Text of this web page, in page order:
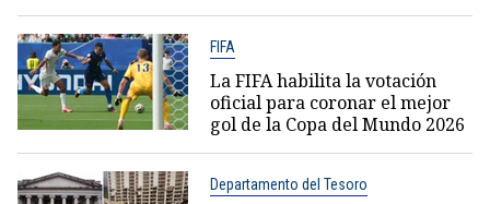
FIFA
La FIFA habilita la votación
oficial para coronar el mejor
gol de la Copa del Mundo 2026
Departamento del Tesoro